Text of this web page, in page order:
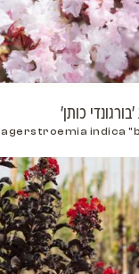
כותן'
lagerstroemia indica